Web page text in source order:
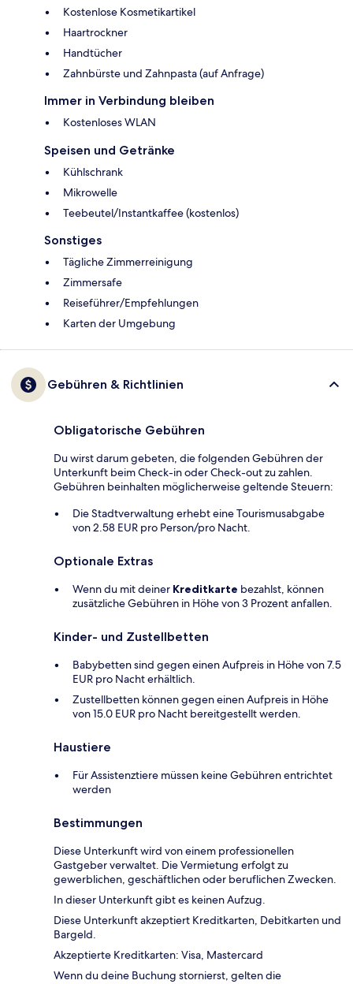
Kostenlose Kosmetikartikel
Haartrockner
Handtücher
Zahnbürste und Zahnpasta (auf Anfrage)
Immer in Verbindung bleiben
Kostenloses WLAN
Speisen und Getränke
Kühlschrank
Mikrowelle
Teebeutel/Instantkaffee (kostenlos)
Sonstiges
Tägliche Zimmerreinigung
Zimmersafe
Reiseführer/Empfehlungen
Karten der Umgebung
Gebühren & Richtlinien
Obligatorische Gebühren
Du wirst darum gebeten, die folgenden Gebühren der
Unterkunft beim Check-in oder Check-out zu zahlen.
Gebühren beinhalten möglicherweise geltende Steuern:
Die Stadtverwaltung erhebt eine Tourismusabgabe
von 2.58 EUR pro Person/pro Nacht.
Optionale Extras
Wenn du mit deiner Kreditkarte bezahlst, können
zusätzliche Gebühren in Höhe von 3 Prozent anfallen.
Kinder- und Zustellbetten
Babybetten sind gegen einen Aufpreis in Höhe von 7.5
EUR pro Nacht erhältlich.
Zustellbetten können gegen einen Aufpreis in Höhe
von 15.0 EUR pro Nacht bereitgestellt werden.
Haustiere
Für Assistenztiere müssen keine Gebühren entrichtet
werden
Bestimmungen
Diese Unterkunft wird von einem professionellen
Gastgeber verwaltet. Die Vermietung erfolgt zu
gewerblichen, geschäftlichen oder beruflichen Zwecken.
In dieser Unterkunft gibt es keinen Aufzug.
Diese Unterkunft akzeptiert Kreditkarten, Debitkarten und
Bargeld.
Akzeptierte Kreditkarten: Visa, Mastercard
Wenn du deine Buchung stornierst, gelten die